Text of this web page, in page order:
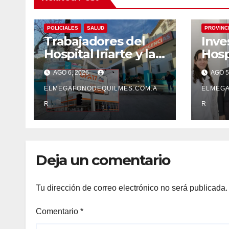
POLICIALES SALUD
Trabajadores del
Hospital Iriarte y la
UPA 17 reclaman el
pase a planta de
becarios y mejoras
laborales
AGO 6, 2026
ELMEGAFONODEQUILMES.COM.A
R
Dr.
AGO
R
Deja un comentario
Tu dirección de correo electrónico no será publicada.
Comentario *